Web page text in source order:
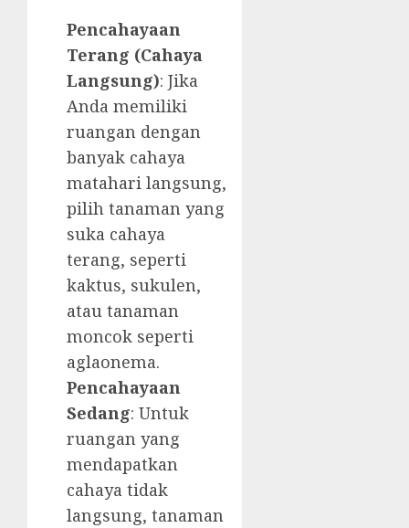
Pencahayaan
Terang (Cahaya
Langsung): Jika
Anda memiliki
ruangan dengan
banyak cahaya
matahari langsung,
pilih tanaman yang
suka cahaya
terang, seperti
kaktus, sukulen,
atau tanaman
moncok seperti
aglaonema.
Pencahayaan
Sedang: Untuk
ruangan yang
mendapatkan
cahaya tidak
langsung, tanaman